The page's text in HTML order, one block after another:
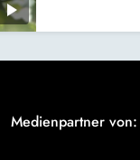
Medienpartner von: